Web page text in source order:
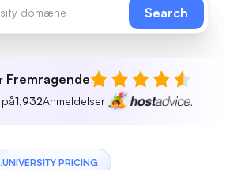
Search
Fremragende
1,932Anmeldelser
.UNIVERSITY PRICING